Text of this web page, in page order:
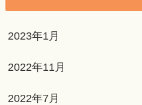
2023年1月
2022年11月
2022年7月